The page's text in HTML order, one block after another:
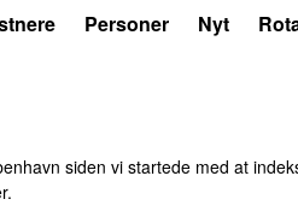
Personer Nyt
siden vi startede med at